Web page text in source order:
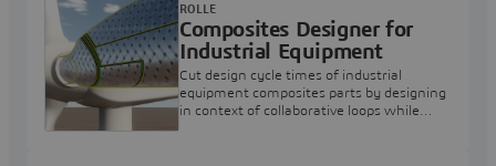
Composites Designer for
Industrial Equipment
Cut design cycle times of industrial
equipment composites parts by designing
in context of collaborative loops while
ROLLE